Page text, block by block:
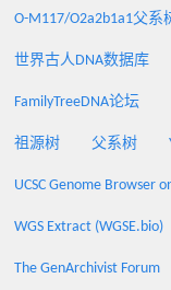
O-M117/O2a2b1a1父系
世界古人DNA数据库
FamilyTreeDNA论坛
祖源树 父系树
UCSC Genome Browser
WGS Extract (WGSE.bio)
The GenArchivist Forum